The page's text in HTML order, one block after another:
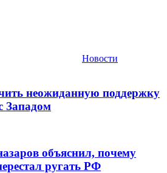
Новости
неожиданную поддержку
Западом
объяснил, почему
ругать РФ